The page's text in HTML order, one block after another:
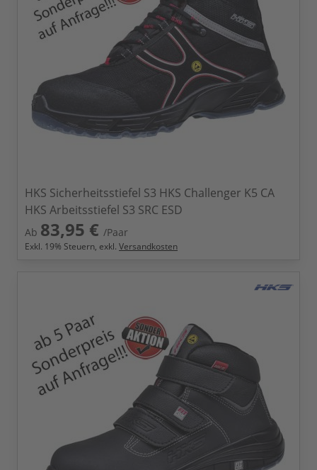
HKS Sicherheitsstiefel S3 HKS Challenger K5 CA
HKS Arbeitsstiefel S3 SRC ESD
Ab 83,95 € /Paar
Exkl. 19% Steuern, exkl. Versandkosten